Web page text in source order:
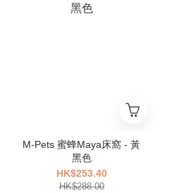
M-Pets 蜜蜂Maya床窩 - 黃
黑色
HK$253.40
HK$288.00